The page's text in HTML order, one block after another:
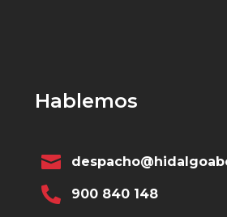
Hablemos

 900 840 148